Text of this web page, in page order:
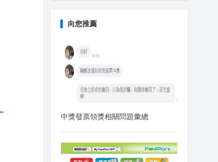
向您推薦
中獎發票領獎相關問題彙總